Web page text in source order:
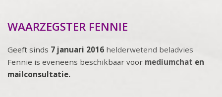
WAARZEGSTER FENNIE
Geeft sinds 7 januari 2016 helderwetend beladvies
Fennie is eveneens beschikbaar voor mediumchat en
mailconsultatie.